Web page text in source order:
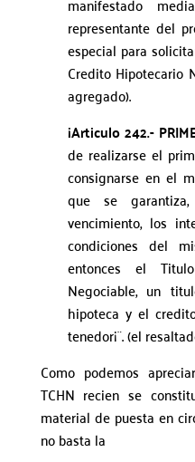
representante del
especial para
Credito Hipotecario
agregado).
¡Articulo 242.-
de realizarse el
consignarse en el
que se
vencimiento, los
condiciones del
entonces el
Negociable, un
hipoteca y el
tenedor¡¨. (el
Como podemos
TCHN recien se
material de puesta en
no basta la